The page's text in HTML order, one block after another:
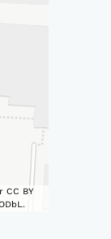
CC BY